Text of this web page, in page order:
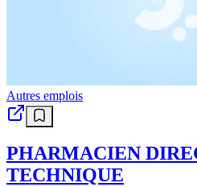
Autres emplois
PHARMACIEN
TECHNIQUE